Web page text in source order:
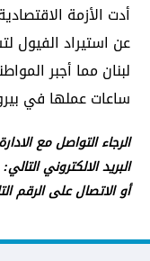
عن استيراد الفيول
لبنان مما أجبر
ساعات عملها في
الرجاء التواصل مع
البريد الالكتروني
أو الاتصال على الرقم